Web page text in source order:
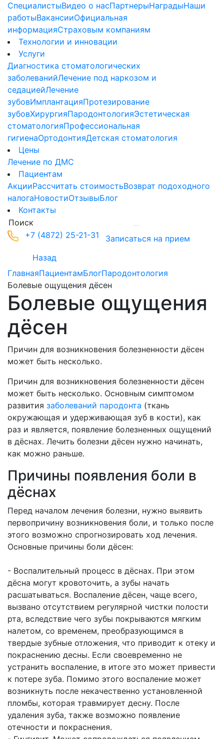
СпециалистыВидео о насПартнерыНаградыНаши
работыВакансииОфициальная
информацияСтраховым компаниям
Технологии и инновации
Услуги
Диагностика стоматологических
заболеванийЛечение под наркозом и
седациейЛечение
зубовИмплантацияПротезирование
зубовХирургияПародонтологияЭстетическая
стоматологияПрофессиональная
гигиенаОртодонтияДетская стоматология
Цены
Лечение по ДМС
Пациентам
АкцииРассчитать стоимостьВозврат подоходного
налогаНовостиОтзывыБлог
Контакты
+7 (4872) 25-21-31
Записаться на прием
Назад
ГлавнаяПациентамБлогПародонтология
Болевые ощущения дёсен
Болевые ощущения
дёсен
Причин для возникновения болезненности дёсен
может быть несколько.
Причин для возникновения болезненности дёсен
может быть несколько. Основным симптомом
развития заболеваний пародонта (ткань
окружающая и удерживающая зуб в кости), как
раз и является, появление болезненных ощущений
в дёснах. Лечить болезни дёсен нужно начинать,
как можно раньше.
Причины появления боли в
дёснах
Перед началом лечения болезни, нужно выявить
первопричину возникновения боли, и только после
этого возможно спрогнозировать ход лечения.
Основные причины боли дёсен:
- Воспалительный процесс в дёснах. При этом
дёсна могут кровоточить, а зубы начать
расшатываться. Воспаление дёсен, чаще всего,
вызвано отсутствием регулярной чистки полости
рта, вследствие чего зубы покрываются мягким
налетом, со временем, преобразующимся в
твердые зубные отложения, что приводит к отеку и
покраснению десны. Если своевременно не
устранить воспаление, в итоге это может привести
к потере зуба. Помимо этого воспаление может
возникнуть после некачественно установленной
пломбы, которая травмирует десну. После
удаления зуба, также возможно появление
отечности и покраснения.